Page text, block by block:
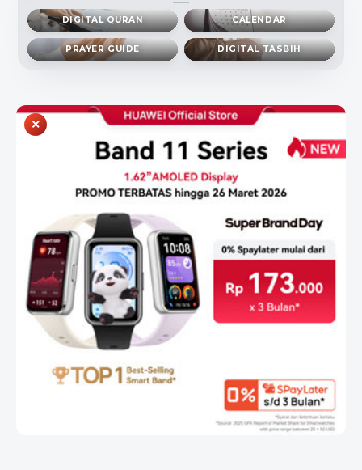
DIGITAL QURAN CALENDAR
PRAYER GUIDE DIGITAL TASBIH
×